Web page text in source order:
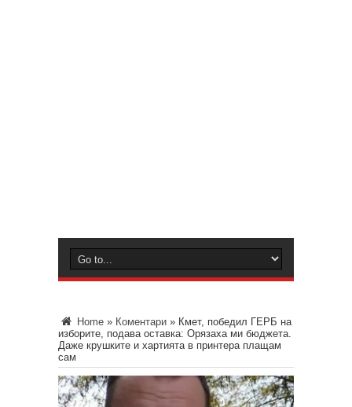
Home » Коментари » Кмет, победил ГЕРБ на
изборите, подава оставка: Орязаха ми бюджета.
Даже крушките и хартията в принтера плащам
сам